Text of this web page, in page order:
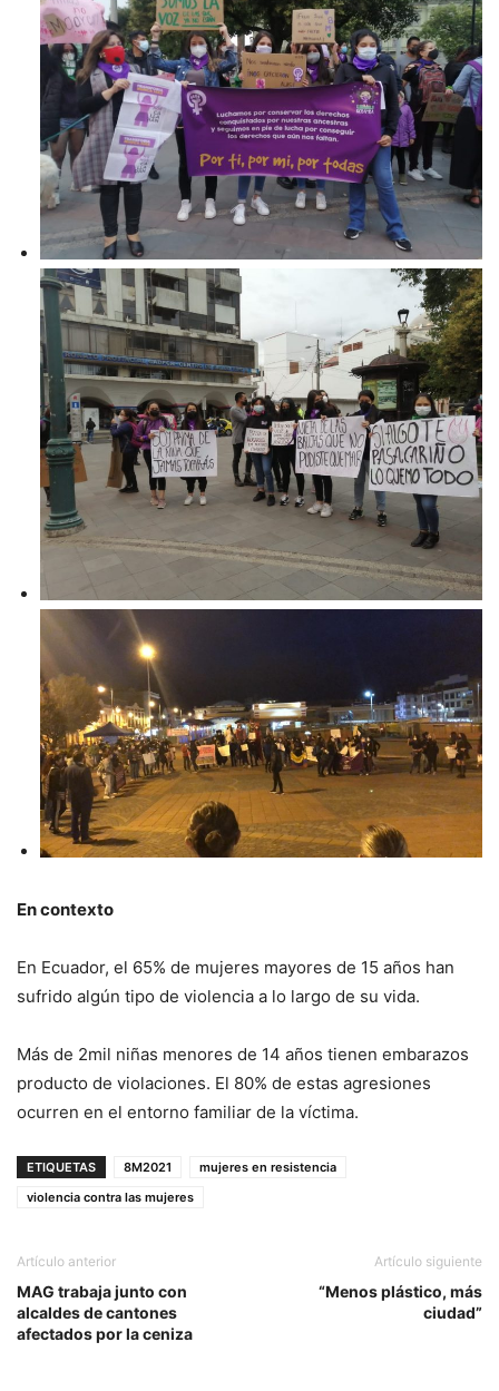
En contexto
En Ecuador, el 65% de mujeres mayores de 15 años han
sufrido algún tipo de violencia a lo largo de su vida.
Más de 2mil niñas menores de 14 años tienen embarazos
producto de violaciones. El 80% de estas agresiones
ocurren en el entorno familiar de la víctima.
ETIQUETAS 8M2021
mujeres en resistencia
violencia contra las mujeres
Artículo anterior
MAG trabaja junto con
alcaldes de cantones
afectados por la ceniza
Artículo siguiente
“Menos plástico, más
ciudad”